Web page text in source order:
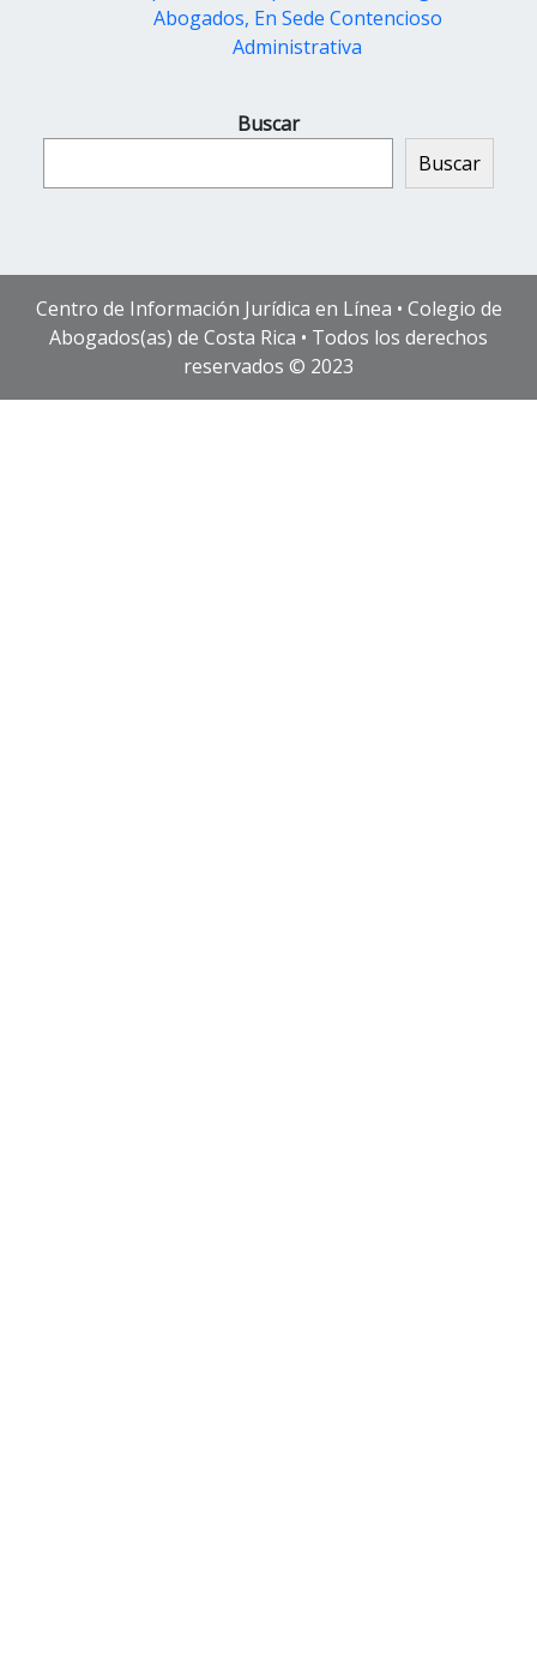
Abogados, En Sede Contencioso
Administrativa
Buscar
Buscar
Centro de Información Jurídica en Línea • Colegio de
Abogados(as) de Costa Rica • Todos los derechos
reservados © 2023